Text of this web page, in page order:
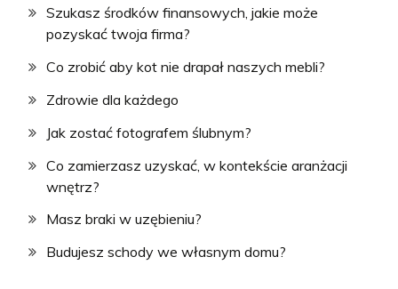
Szukasz środków finansowych, jakie może
pozyskać twoja firma?
Co zrobić aby kot nie drapał naszych mebli?
Zdrowie dla każdego
Jak zostać fotografem ślubnym?
Co zamierzasz uzyskać, w kontekście aranżacji
wnętrz?
Masz braki w uzębieniu?
Budujesz schody we własnym domu?